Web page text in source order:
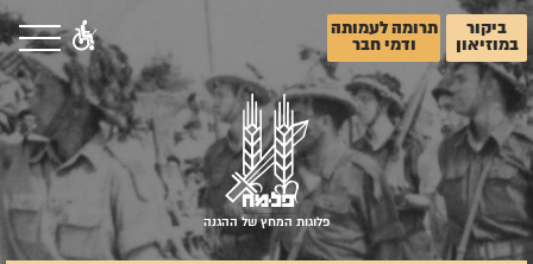
ביקור
במוזיאון
תרומה לעמותה
ודמי חבר
פלוגות המחץ של ההגנה